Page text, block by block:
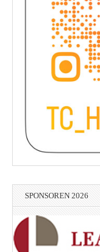
SPONSOREN 2026